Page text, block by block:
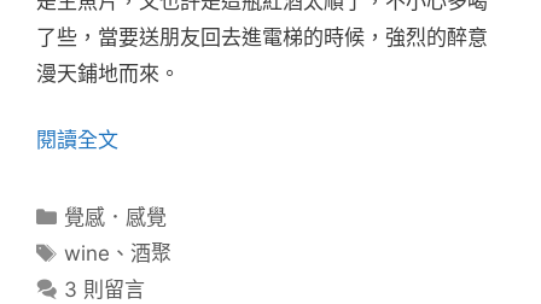
了些，當要送朋友回去進電梯的時候，強烈的醉意
漫天鋪地而來。
閱讀全文
分
類
覺感．感覺
標
籤
wine 、酒聚
3 則留言